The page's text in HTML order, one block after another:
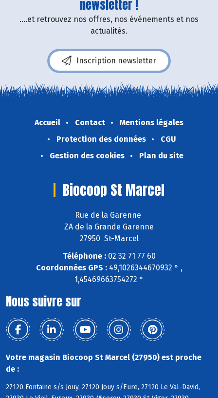
newsletter !
....et retrouvez nos offres, nos événements et nos
actualités.
Inscription newsletter
Accueil Contact
Mentions légales
Protection des données
CGU
Gestion des cookies
Plan du site
Biocoop St Marcel
Rue de la Garenne
ZA de la Grande Garenne
27950 St-Marcel
Téléphone :02 32 71 77 60
Coordonnées GPS :49,1026344670932 ° ,
1,45469663754272 °
Nous suivre sur
Votre magasin Biocoop St Marcel (27950) est proche
de :
27120 Fontaine s/s Jouy, 27120 Jouy s/Eure, 27120 Le Val-David,